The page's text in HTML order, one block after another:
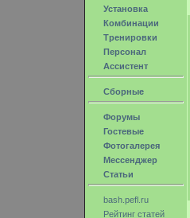
Установка
Комбинации
Тренировки
Персонал
Ассистент
Сборные
Форумы
Гостевые
Фотогалерея
Мессенджер
Статьи
bash.pefl.ru
Рейтинг статей